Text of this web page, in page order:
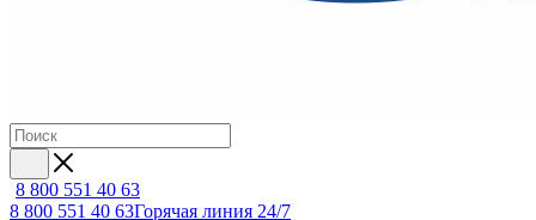
8 800 551 40 63
8 800 551 40 63Горячая линия 24/7